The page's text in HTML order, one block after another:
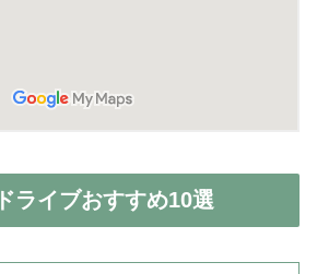
ライブおすすめ10選